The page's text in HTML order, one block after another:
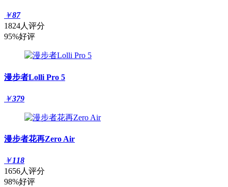
￥87
1824人评分
95%好评
漫步者Lolli Pro 5
￥379
漫步者花再Zero Air
￥118
1656人评分
98%好评